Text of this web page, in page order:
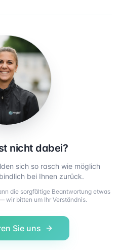
nicht dabei?
sich so rasch wie möglich
bei Ihnen zurück.
die sorgfältige Beantwortung etwas
wir bitten um Ihr Verständnis.
Sie uns